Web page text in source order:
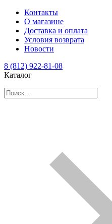
Контакты
О магазине
Доставка и оплата
Условия возврата
Новости
8 (812) 922-81-08
Каталог